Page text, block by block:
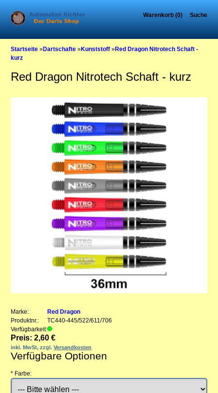
Warenkorb (0) Suche
Startseite »Dartschafte »Kunststoff »Red Dragon Nitrotech Schaft -
kurz
Red Dragon Nitrotech Schaft - kurz
Marke:
Red Dragon
Produktnr.:
TC440-445/522/611/706
Verfügbarkeit:
Preis: 2,60 €
inkl. MwSt, zzgl.Versandkosten
Verfügbare Optionen
* Farbe: